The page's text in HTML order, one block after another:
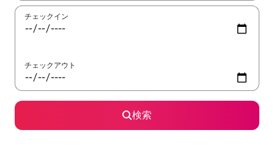
チェックイン
チェックアウト
検索